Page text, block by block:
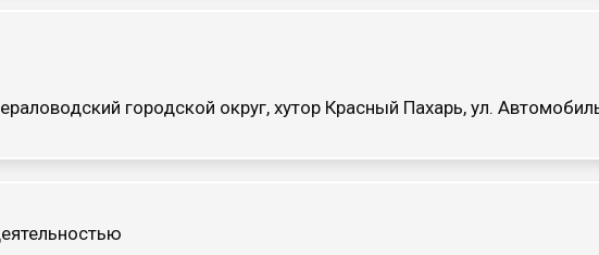
городской округ, хутор Красный Пахарь, ул.